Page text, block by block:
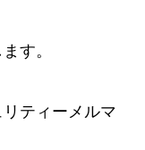
す。
ティーメルマ